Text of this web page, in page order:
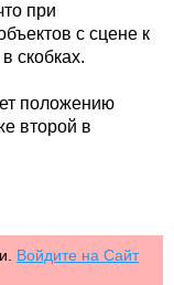
при
с сцене к
скобках.
положению
второй в
Войдите на Сайт